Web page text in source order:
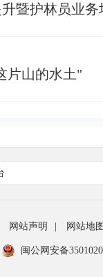
暨护林员业务
片山的水土"
网站声明 网站地图
闽公网安备